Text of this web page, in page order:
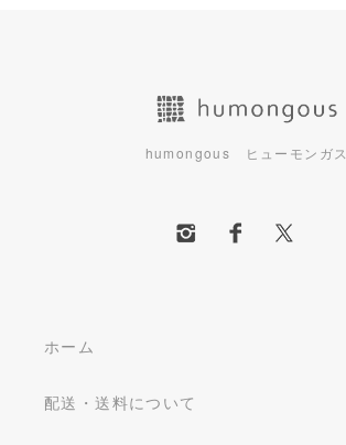
humongous ヒューモンガス
ホーム
配送・送料について